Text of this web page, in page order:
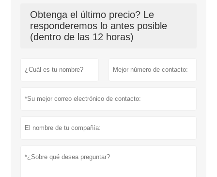
Obtenga el último precio? Le
responderemos lo antes posible
(dentro de las 12 horas)